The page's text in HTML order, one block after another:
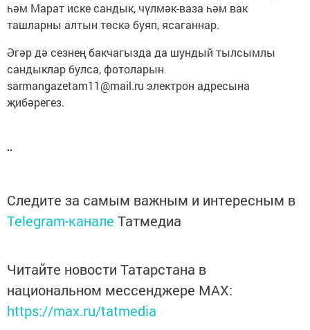
һәм Марат иске сандык, чүлмәк-ваза һәм вак
ташларны алтын төскә буяп, ясаганнар.
Әгәр дә сезнең бакчагызда да шундый тылсымлы
сандыклар булса, фотоларын
sarmangazetam11@mail.ru электрон адресына
җибәрегез.
Следите за самым важным и интересным в
Telegram-канале Татмедиа
Читайте новости Татарстана в
национальном мессенджере MАХ:
https://max.ru/tatmedia